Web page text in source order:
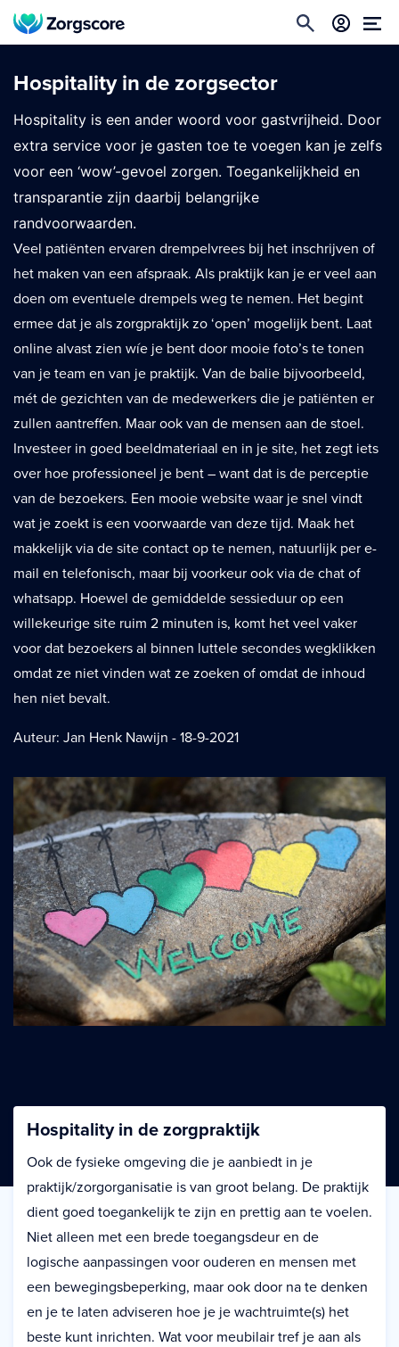
Hospitality in de zorgsector
Hospitality is een ander woord voor gastvrijheid. Door
extra service voor je gasten toe te voegen kan je zelfs
voor een ‘wow’-gevoel zorgen. Toegankelijkheid en
transparantie zijn daarbij belangrijke
randvoorwaarden.
Veel patiënten ervaren drempelvrees bij het inschrijven of
het maken van een afspraak. Als praktijk kan je er veel aan
doen om eventuele drempels weg te nemen. Het begint
ermee dat je als zorgpraktijk zo ‘open’ mogelijk bent. Laat
online alvast zien wíe je bent door mooie foto’s te tonen
van je team en van je praktijk. Van de balie bijvoorbeeld,
mét de gezichten van de medewerkers die je patiënten er
zullen aantreffen. Maar ook van de mensen aan de stoel.
Investeer in goed beeldmateriaal en in je site, het zegt iets
over hoe professioneel je bent – want dat is de perceptie
van de bezoekers. Een mooie website waar je snel vindt
wat je zoekt is een voorwaarde van deze tijd. Maak het
makkelijk via de site contact op te nemen, natuurlijk per e-
mail en telefonisch, maar bij voorkeur ook via de chat of
whatsapp. Hoewel de gemiddelde sessieduur op een
willekeurige site ruim 2 minuten is, komt het veel vaker
voor dat bezoekers al binnen luttele secondes wegklikken
omdat ze niet vinden wat ze zoeken of omdat de inhoud
hen niet bevalt.
Auteur: Jan Henk Nawijn - 18-9-2021
Hospitality in de zorgpraktijk
Ook de fysieke omgeving die je aanbiedt in je
praktijk/zorgorganisatie is van groot belang. De praktijk
dient goed toegankelijk te zijn en prettig aan te voelen.
Niet alleen met een brede toegangsdeur en de
logische aanpassingen voor ouderen en mensen met
een bewegingsbeperking, maar ook door na te denken
en je te laten adviseren hoe je je wachtruimte(s) het
beste kunt inrichten. Wat voor meubilair tref je aan als